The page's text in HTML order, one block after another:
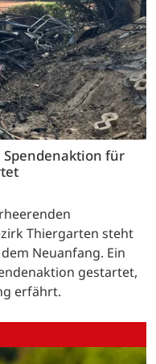
für
Thiergarten steht
Neuanfang. Ein
gestartet,
erfährt.